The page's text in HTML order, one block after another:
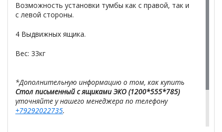
Возможность установки тумбы как с правой, так и
с левой стороны.
4 Выдвижных ящика.
Вес: 33кг
*Дополнительную информацию о том, как купить
Стол письменный с ящиками ЭКО (1200*555*785)
уточняйте у нашего менеджера по телефону
+79292022735.